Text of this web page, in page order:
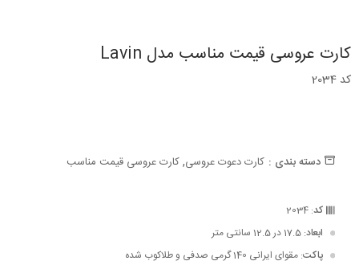
کارت عروسی قیمت مناسب مدل Lavin
کد 2034
دسته بندی : کارت دعوت عروسی,کارت عروسی قیمت مناسب
کد: 2034
ابعاد: 17.5 در 12.5 سانتی متر
پاکت: مقوای ایرانی 140 گرمی صدفی و طلاکوب شده